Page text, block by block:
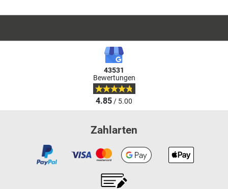
43531
Bewertungen
4.85/ 5.00
Zahlarten